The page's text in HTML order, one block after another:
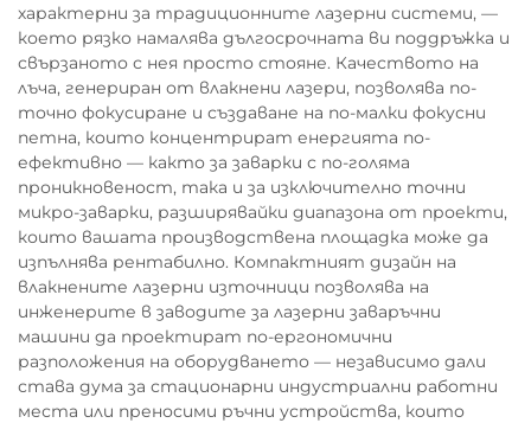
характерни за традиционните лазерни системи, —
което рязко намалява дългосрочната ви поддръжка и
свързаното с нея просто стояне. Качеството на
лъча, генериран от влакнени лазери, позволява по-
точно фокусиране и създаване на по-малки фокусни
петна, които концентрират енергията по-
ефективно — както за заварки с по-голяма
проникновеност, така и за изключително точни
микро-заварки, разширявайки диапазона от проекти,
които вашата производствена площадка може да
изпълнява рентабилно. Компактният дизайн на
влакнените лазерни източници позволява на
инженерите в заводите за лазерни заваръчни
машини да проектират по-ергономични
разположения на оборудването — независимо дали
става дума за стационарни индустриални работни
места или преносими ръчни устройства, които